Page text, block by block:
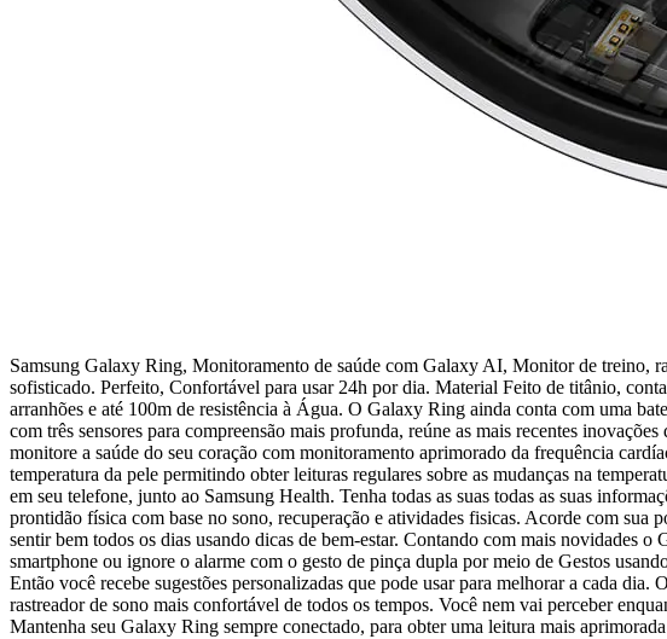
Samsung Galaxy Ring, Monitoramento de saúde com Galaxy AI, Monitor de treino,
sofisticado. Perfeito, Confortável para usar 24h por dia. Material Feito de titânio,
arranhões e até 100m de resistência à Água. O Galaxy Ring ainda conta com uma
com três sensores para compreensão mais profunda, reúne as mais recentes
monitore a saúde do seu coração com monitoramento aprimorado da frequência
temperatura da pele permitindo obter leituras regulares sobre as mudanças na
em seu telefone, junto ao Samsung Health. Tenha todas as suas todas as suas
prontidão física com base no sono, recuperação e atividades fisicas. Acorde com sua
sentir bem todos os dias usando dicas de bem-estar. Contando com mais novidades
smartphone ou ignore o alarme com o gesto de pinça dupla por meio de Gestos
Então você recebe sugestões personalizadas que pode usar para melhorar a cada
rastreador de sono mais confortável de todos os tempos. Você nem vai perceber
Mantenha seu Galaxy Ring sempre conectado, para obter uma leitura mais